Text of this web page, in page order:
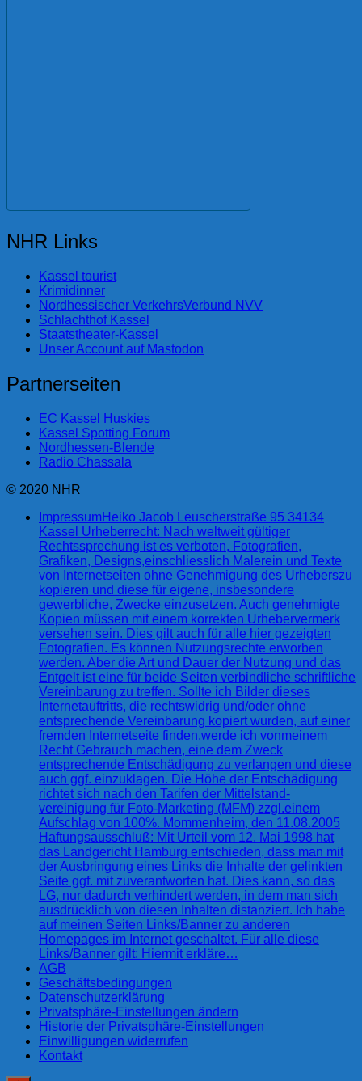
NHR Links
Kassel tourist
Krimidinner
Nordhessischer VerkehrsVerbund NVV
Schlachthof Kassel
Staatstheater-Kassel
Unser Account auf Mastodon
Partnerseiten
EC Kassel Huskies
Kassel Spotting Forum
Nordhessen-Blende
Radio Chassala
© 2020 NHR
ImpressumHeiko Jacob Leuscherstraße 95 34134
Kassel Urheberrecht: Nach weltweit gültiger
Rechtssprechung ist es verboten, Fotografien,
Grafiken, Designs,einschliesslich Malerein und Texte
von Internetseiten ohne Genehmigung des Urheberszu
kopieren und diese für eigene, insbesondere
gewerbliche, Zwecke einzusetzen. Auch genehmigte
Kopien müssen mit einem korrekten Urhebervermerk
versehen sein. Dies gilt auch für alle hier gezeigten
Fotografien. Es können Nutzungsrechte erworben
werden. Aber die Art und Dauer der Nutzung und das
Entgelt ist eine für beide Seiten verbindliche schriftliche
Vereinbarung zu treffen. Sollte ich Bilder dieses
Internetauftritts, die rechtswidrig und/oder ohne
entsprechende Vereinbarung kopiert wurden, auf einer
fremden Internetseite finden,werde ich vonmeinem
Recht Gebrauch machen, eine dem Zweck
entsprechende Entschädigung zu verlangen und diese
auch ggf. einzuklagen. Die Höhe der Entschädigung
richtet sich nach den Tarifen der Mittelstand-
vereinigung für Foto-Marketing (MFM) zzgl.einem
Aufschlag von 100%. Mommenheim, den 11.08.2005
Haftungsausschluß: Mit Urteil vom 12. Mai 1998 hat
das Landgericht Hamburg entschieden, dass man mit
der Ausbringung eines Links die Inhalte der gelinkten
Seite ggf. mit zuverantworten hat. Dies kann, so das
LG, nur dadurch verhindert werden, in dem man sich
ausdrücklich von diesen Inhalten distanziert. Ich habe
auf meinen Seiten Links/Banner zu anderen
Homepages im Internet geschaltet. Für alle diese
Links/Banner gilt: Hiermit erkläre…
AGB
Geschäftsbedingungen
Datenschutzerklärung
Privatsphäre-Einstellungen ändern
Historie der Privatsphäre-Einstellungen
Einwilligungen widerrufen
Kontakt